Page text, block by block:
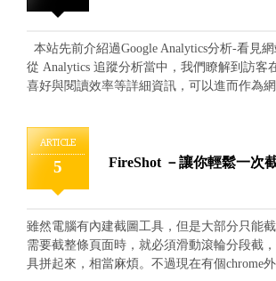
style.css置入連結，然後複製要使用的圖示名
去，就可以使用了唷！ 比如說我要用icon-
icon，便將它加進class裡。 還可以根據自己
小唷，相當實用。
本站先前介紹過Google Analytics分析-看見網
從 Analytics 追蹤分析當中，我們瞭解到訪客
喜好與閱讀效率等詳細資訊，可以進而作為
頁網站流量分析擴充功能。 Page Analytics 是
Analytics 原本的追蹤權限資訊做為延伸的擴
員能夠在網站每個畫面中一目瞭然的清楚知
得達精確的訪客應用效率，所以網站在原本
碼後，便能透過安裝工具直接做使用(若尚未
考文章開頭連結進行設定)，擴充工具可以從
覽器的"線上應用程式商店"搜尋 Page
ARTICLE
5 FireShot －讓你輕鬆一次
雖然電腦有內建截圖工具，但是大部分只能
需要截整條頁面時，就必須滑動滾輪分段截
具拼起來，相當麻煩。不過現在有個chrome